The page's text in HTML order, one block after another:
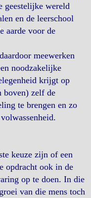
geestelijke wereld
en de leerschool
aarde voor de
meewerken
noodzakelijke
krijgt op
boven) zelf de
te brengen en zo
keuze zijn of een
opdracht ook in de
op te doen. In die
van die mens toch